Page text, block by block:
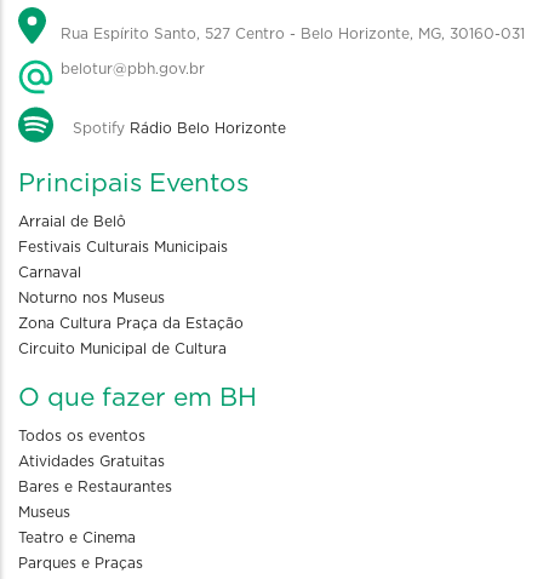
Rua Espírito Santo, 527 Centro - Belo Horizonte, MG, 30160-031
belotur@pbh.gov.br
Spotify Rádio Belo Horizonte
Principais Eventos
Arraial de Belô
Festivais Culturais Municipais
Carnaval
Noturno nos Museus
Zona Cultura Praça da Estação
Circuito Municipal de Cultura
O que fazer em BH
Todos os eventos
Atividades Gratuitas
Bares e Restaurantes
Museus
Teatro e Cinema
Parques e Praças